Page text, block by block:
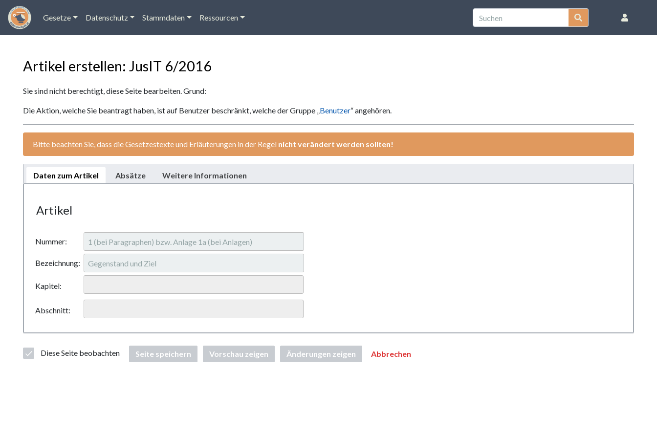
Gesetze Datenschutz Stammdaten Ressourcen
Artikel erstellen: JusIT 6/2016
Wechseln zu: Navigation ,Suche
Sie sind nicht berechtigt, diese Seite bearbeiten. Grund:
Die Aktion, welche Sie beantragt haben, ist auf Benutzer beschränkt, welche der Gruppe „Benutzer“ angehören.
Bitte beachten Sie, dass die Gesetzestexte und Erläuterungen in der Regel nicht verändert werden sollten!
Daten zum Artikel Absätze Weitere Informationen
Artikel
Nummer:
Bezeichnung:
Kapitel:
Abschnitt:
Diese Seite beobachten Seite speichern Vorschau zeigen Änderungen zeigen Abbrechen